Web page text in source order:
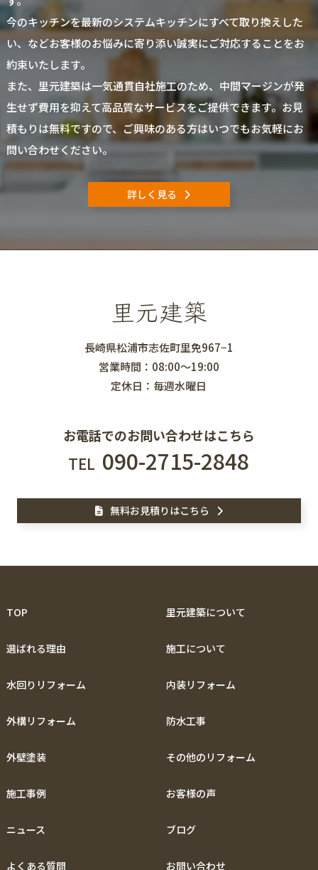
今のキッチンを最新のシステムキッチンにすべて取り換えした
い、などお客様のお悩みに寄り添い誠実にご対応することをお
約束いたします。
また、里元建築は一気通貫自社施工のため、中間マージンが発
生せず費用を抑えて高品質なサービスをご提供できます。お見
積もりは無料ですので、ご興味のある方はいつでもお気軽にお
問い合わせください。
詳しく見る
里元建築
長崎県松浦市志佐町里免967−1
営業時間：08:00～19:00
定休日：毎週水曜日
お電話でのお問い合わせはこちら
TEL 090-2715-2848
無料お見積りはこちら
TOP 里元建築について
選ばれる理由 施工について
水回りリフォーム 内装リフォーム
外構リフォーム 防水工事
外壁塗装 その他のリフォーム
施工事例 お客様の声
ニュース ブログ
よくある質問 お問い合わせ